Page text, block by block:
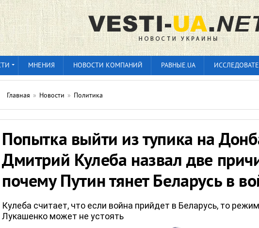
МНЕНИЯ НОВОСТИ КОМПАНИЙ РАВНЫЕ.UA
Главная » Новости » Политика
Попытка выйти из тупика на
Дмитрий Кулеба назвал две
почему Путин тянет Беларусь в
Кулеба считает, что если война прийдет в Беларусь, то режим
Лукашенко может не устоять